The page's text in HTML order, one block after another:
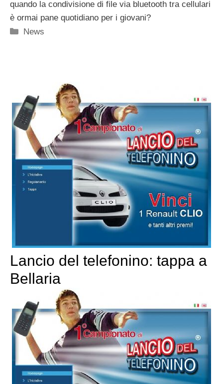
quando la condivisione di file via bluetooth tra cellulari
è ormai pane quotidiano per i giovani?
Categorie
News
Lancio del telefonino: tappa a
Bellaria